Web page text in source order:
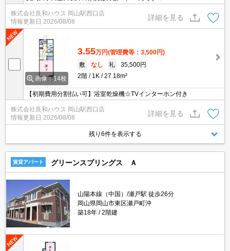
株式会社良和ハウス 岡山駅西口店
情報更新日 2026/08/08
詳細を見る
画像：14枚
3.55万円(管理費等：3,500円)
敷
なし 礼
35,500円
2階
1K 27.18m²
【初期費用分割払い可】浴室乾燥機☆TVインターホン付き
株式会社良和ハウス 岡山駅西口店
情報更新日 2026/08/08
詳細を見る
残り6件を表示する
賃貸アパート グリーンスプリングス Ａ
山陽本線（中国）/瀬戸駅 徒歩26分
岡山県岡山市東区瀬戸町沖
築18年
2階建